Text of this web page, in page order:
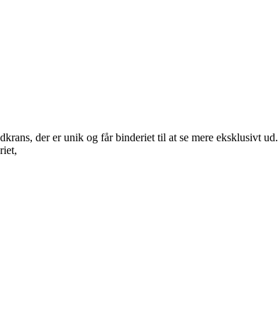
der er unik og får binderiet til at se mere eksklusivt ud.